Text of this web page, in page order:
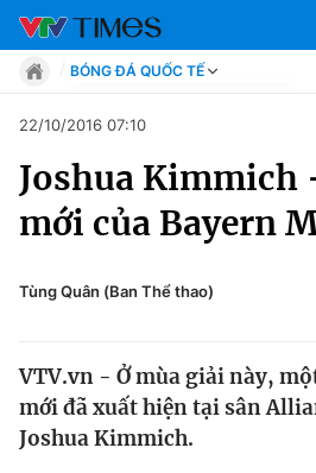
Chuyên mục
Tin tức
Move
Phong cách
Chân dung
BÓNG ĐÁ QUỐC TẾ
Move
Phong cách
Sự kiện
Thể thao điện tử
Bên lề
22/10/2016 07:10
Joshua Kimmich
mới của Bayern
Tùng Quân (Ban Thể thao)
VTV.vn - Ở mùa giải này,
mới đã xuất hiện tại sân
Joshua Kimmich.